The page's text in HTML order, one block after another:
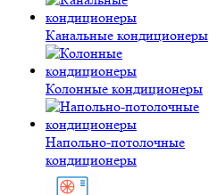
Канальные кондиционеры
Колонные кондиционеры
Напольно-потолочные
кондиционеры